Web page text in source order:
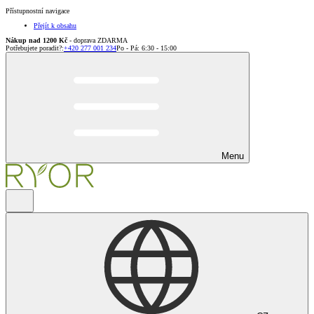
Přístupnostní navigace
Přejít k obsahu
Nákup nad 1200 Kč - doprava ZDARMA
Potřebujete poradit?:+420 277 001 234Po - Pá: 6:30 - 15:00
Menu